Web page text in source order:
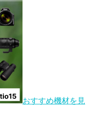
おすすめ機材を見